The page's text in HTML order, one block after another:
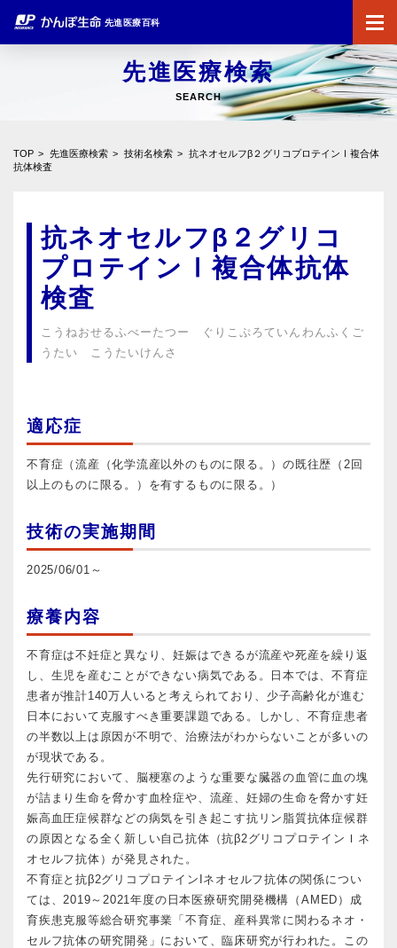
先進医療百科
先進医療検索
SEARCH
TOP 先進医療検索 技術名検索
抗ネオセルフβ２グリコプロテインⅠ複合体
抗体検査
抗ネオセルフβ２グリコ
プロテインⅠ複合体抗体
検査
こうねおせるふべーたつー ぐりこぷろていんわんふくご
うたい こうたいけんさ
適応症
不育症（流産（化学流産以外のものに限る。）の既往歴（2回
以上のものに限る。）を有するものに限る。）
技術の実施期間
2025/06/01～
療養内容
不育症は不妊症と異なり、妊娠はできるが流産や死産を繰り返
し、生児を産むことができない病気である。日本では、不育症
患者が推計140万人いると考えられており、少子高齢化が進む
日本において克服すべき重要課題である。しかし、不育症患者
の半数以上は原因が不明で、治療法がわからないことが多いの
が現状である。
先行研究において、脳梗塞のような重要な臓器の血管に血の塊
が詰まり生命を脅かす血栓症や、流産、妊婦の生命を脅かす妊
娠高血圧症候群などの病気を引き起こす抗リン脂質抗体症候群
の原因となる全く新しい自己抗体（抗β2グリコプロテインＩネ
オセルフ抗体）が発見された。
不育症と抗β2グリコプロテインIネオセルフ抗体の関係につい
ては、2019～2021年度の日本医療研究開発機構（AMED）成
育疾患克服等総合研究事業「不育症、産科異常に関わるネオ・
セルフ抗体の研究開発」において、臨床研究が行われた。この